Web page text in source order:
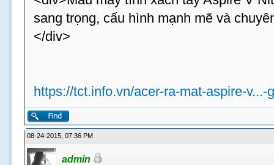
sang trọng, cấu hình mạnh mẽ và
</div>
https://tct.info.vn/acer-ra-mat-aspire-v...-
08-24-2015, 07:36 PM
admin